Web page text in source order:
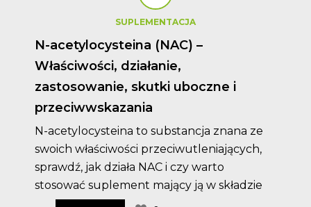
SUPLEMENTACJA
N-acetylocysteina (NAC) –
Właściwości, działanie,
zastosowanie, skutki uboczne i
przeciwwskazania
N-acetylocysteina to substancja znana ze
swoich właściwości przeciwutleniających,
sprawdź, jak działa NAC i czy warto
stosować suplement mający ją w składzie